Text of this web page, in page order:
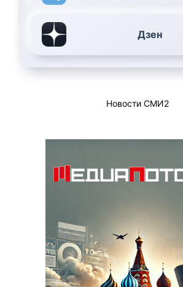
Дзен
Новости СМИ2